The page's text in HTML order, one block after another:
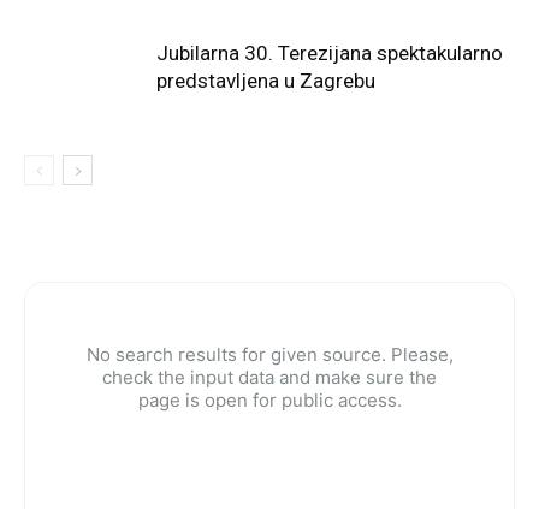
Jubilarna 30. Terezijana spektakularno
predstavljena u Zagrebu
No search results for given source. Please,
check the input data and make sure the
page is open for public access.